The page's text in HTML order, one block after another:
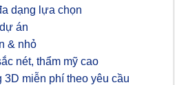
dạng lựa chọn
án
& nhỏ
nét, thẩm mỹ cao
miễn phí theo yêu cầu